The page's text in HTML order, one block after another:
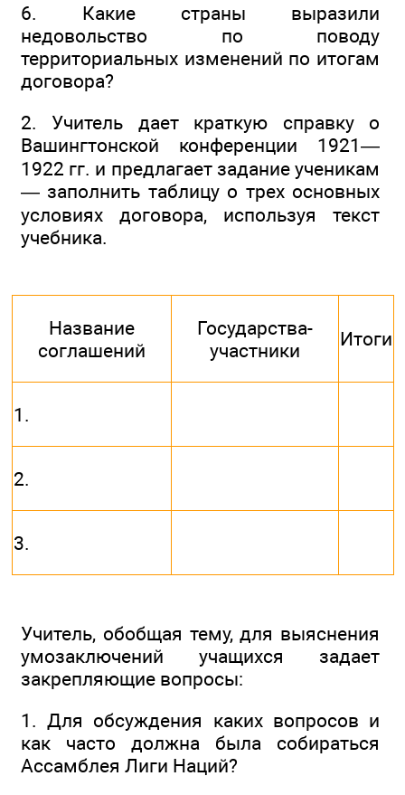
6. Какие страны выразили
недовольство по поводу
территориальных изменений по итогам
договора?
2. Учитель дает краткую справку о
Вашингтонской конференции 1921—
1922 гг. и предлагает задание ученикам
— заполнить таблицу о трех основных
условиях договора, используя текст
учебника.
Название
соглашений
Государства-
участники
Итоги
1.
2.
3.
Учитель, обобщая тему, для выяснения
умозаключений учащихся задает
закрепляющие вопросы:
1. Для обсуждения каких вопросов и
как часто должна была собираться
Ассамблея Лиги Наций?